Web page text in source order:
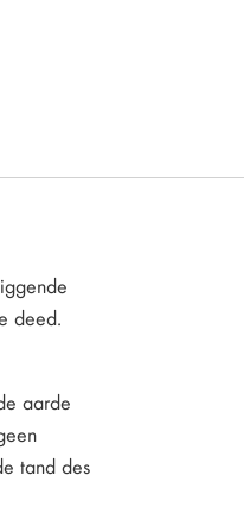
deed.
aarde
tand des